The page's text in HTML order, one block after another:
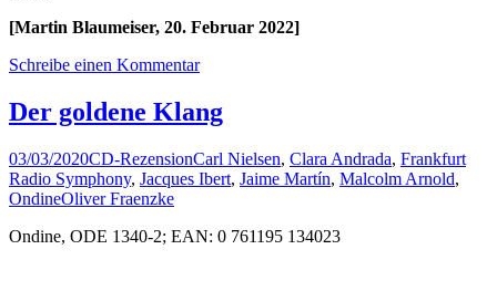
[Martin Blaumeiser, 20. Februar 2022]
Schreibe einen Kommentar
Der goldene Klang
03/03/2020CD-RezensionCarl Nielsen, Clara Andrada, Frankfurt
Radio Symphony, Jacques Ibert, Jaime Martín, Malcolm Arnold,
OndineOliver Fraenzke
Ondine, ODE 1340-2; EAN: 0 761195 134023